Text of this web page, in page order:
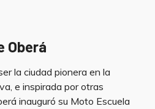
Oberá
la ciudad pionera en la
e inspirada por otras
inauguró su Moto Escuela